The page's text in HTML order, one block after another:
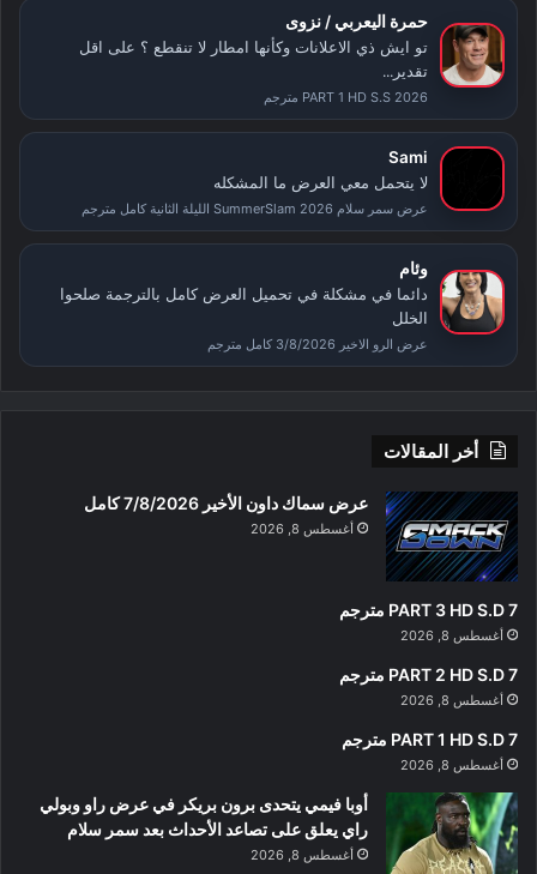
حمرة اليعربي / نزوى
تو ايش ذي الاعلانات وكأنها امطار لا تنقطع ؟ على اقل
تقدير...
PART 1 HD S.S 2026 مترجم
Sami
لا يتحمل معي العرض ما المشكله
عرض سمر سلام SummerSlam 2026 الليلة الثانية كامل مترجم
وئام
دائما في مشكلة في تحميل العرض كامل بالترجمة صلحوا
الخلل
عرض الرو الاخير 3/8/2026 كامل مترجم
أخر المقالات
عرض سماك داون الأخير 7/8/2026 كامل
أغسطس 8, 2026
PART 3 HD S.D 7 مترجم
أغسطس 8, 2026
PART 2 HD S.D 7 مترجم
أغسطس 8, 2026
PART 1 HD S.D 7 مترجم
أغسطس 8, 2026
أوبا فيمي يتحدى برون بريكر في عرض راو وبولي
راي يعلق على تصاعد الأحداث بعد سمر سلام
أغسطس 8, 2026